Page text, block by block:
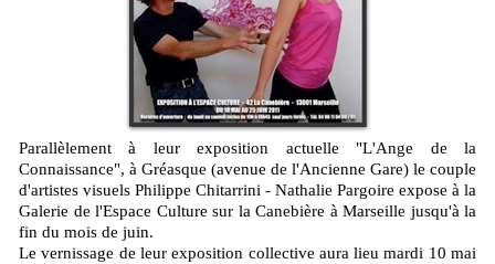
Parallèlement à leur exposition actuelle "L'Ange de la
Connaissance", à Gréasque (avenue de l'Ancienne Gare) le couple
d'artistes visuels Philippe Chitarrini - Nathalie Pargoire expose à la
Galerie de l'Espace Culture sur la Canebière à Marseille jusqu'à la
fin du mois de juin.
Le vernissage de leur exposition collective aura lieu mardi 10 mai